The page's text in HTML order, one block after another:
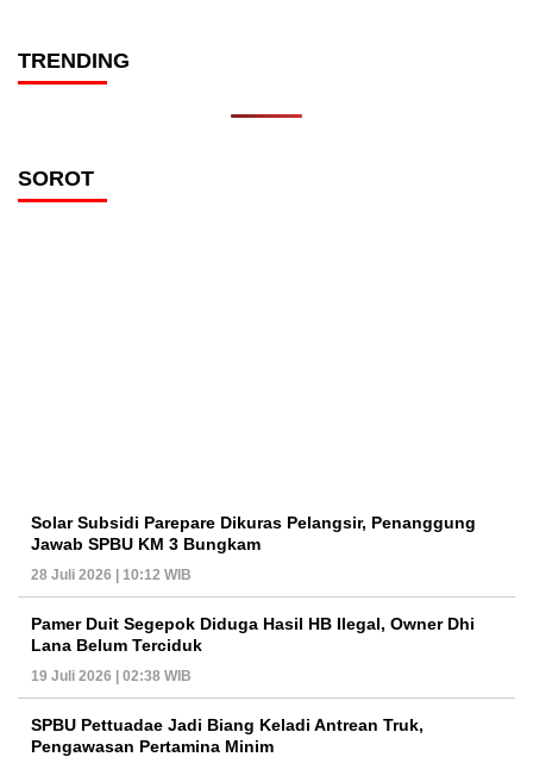
TRENDING
SOROT
Solar Subsidi Parepare Dikuras Pelangsir, Penanggung
Jawab SPBU KM 3 Bungkam
28 Juli 2026 | 10:12 WIB
Pamer Duit Segepok Diduga Hasil HB Ilegal, Owner Dhi
Lana Belum Terciduk
19 Juli 2026 | 02:38 WIB
SPBU Pettuadae Jadi Biang Keladi Antrean Truk,
Pengawasan Pertamina Minim